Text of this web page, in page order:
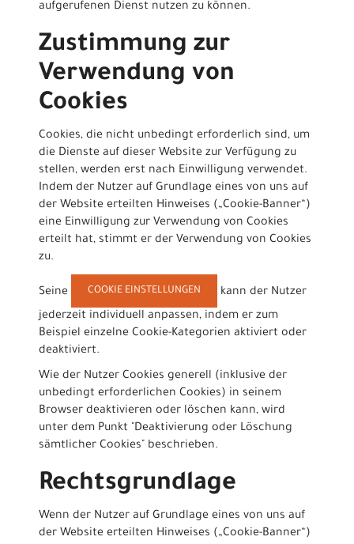
aufgerufenen Dienst nutzen zu können.
Zustimmung zur
Verwendung von
Cookies
Cookies, die nicht unbedingt erforderlich sind, um
die Dienste auf dieser Website zur Verfügung zu
stellen, werden erst nach Einwilligung verwendet.
Indem der Nutzer auf Grundlage eines von uns auf
der Website erteilten Hinweises („Cookie-Banner“)
eine Einwilligung zur Verwendung von Cookies
erteilt hat, stimmt er der Verwendung von Cookies
zu.
Seine COOKIE EINSTELLUNGEN
kann der Nutzer
jederzeit individuell anpassen, indem er zum
Beispiel einzelne Cookie-Kategorien aktiviert oder
deaktiviert.
Wie der Nutzer Cookies generell (inklusive der
unbedingt erforderlichen Cookies) in seinem
Browser deaktivieren oder löschen kann, wird
unter dem Punkt "Deaktivierung oder Löschung
sämtlicher Cookies" beschrieben.
Rechtsgrundlage
Wenn der Nutzer auf Grundlage eines von uns auf
der Website erteilten Hinweises („Cookie-Banner“)